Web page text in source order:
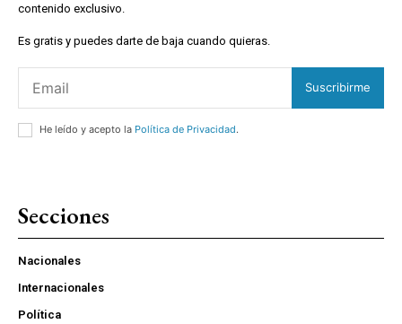
contenido exclusivo.
Es gratis y puedes darte de baja cuando quieras.
Suscribirme
He leído y acepto la Política de Privacidad.
Secciones
Nacionales
Internacionales
Política